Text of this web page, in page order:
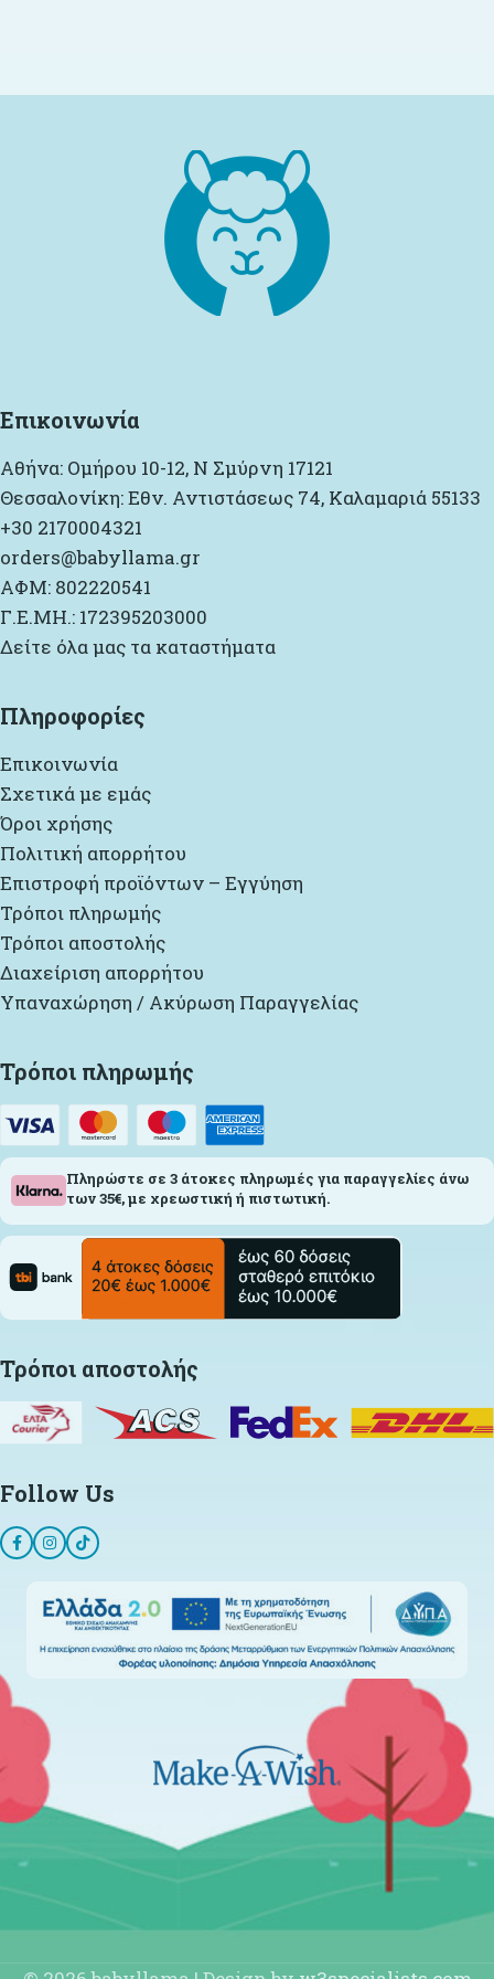
Επικοινωνία
Αθήνα: Ομήρου 10-12, Ν Σμύρνη 17121
Θεσσαλονίκη: Εθν. Αντιστάσεως 74, Καλαμαριά 55133
+30 2170004321
orders@babyllama.gr
ΑΦΜ: 802220541
Γ.Ε.ΜΗ.: 172395203000
Δείτε όλα μας τα καταστήματα
Πληροφορίες
Επικοινωνία
Σχετικά με εμάς
Όροι χρήσης
Πολιτική απορρήτου
Επιστροφή προϊόντων – Εγγύηση
Τρόποι πληρωμής
Τρόποι αποστολής
Διαχείριση απορρήτου
Υπαναχώρηση / Ακύρωση Παραγγελίας
Τρόποι πληρωμής
Πληρώστε σε 3 άτοκες πληρωμές για παραγγελίες άνω
των 35€, με χρεωστική ή πιστωτική.
Τρόποι αποστολής
Follow Us